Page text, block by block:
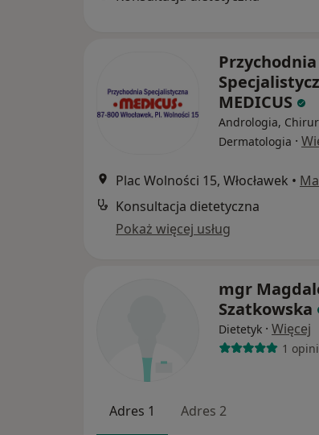
Przychodnia
MEDICUS
Andrologia,
Dermatologia ·
Plac Wolności 15, Włocławek •
Konsultacja dietetyczna
Pokaż więcej usług
mgr
Szatkowska
Dietetyk · Więcej
1
Adres 1 Adres 2